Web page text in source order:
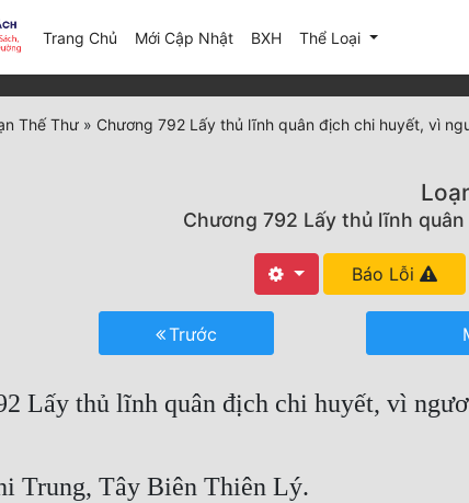
Trang Chủ Mới Cập Nhật(current)
BXH Thể Loại
Thế Thư » Chương 792 Lấy thủ lĩnh quân địch chi huyết, vì
Chương 792 Lấy thủ lĩnh
Báo Lỗi
Trước
Lấy thủ lĩnh quân địch chi huyết, vì
Trung, Tây Biên Thiên Lý.